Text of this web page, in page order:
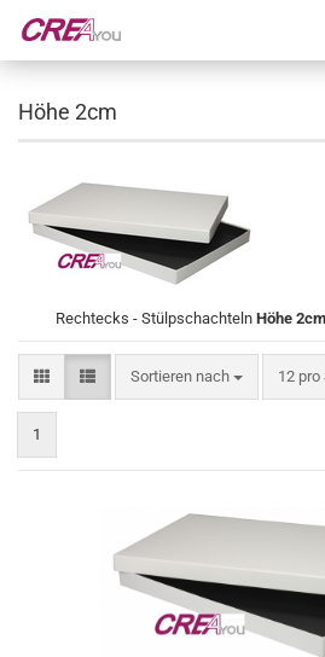
Höhe 2cm
Rechtecks - Stülpschachteln Höhe 2cm
Sortieren nach
Sortieren nach 12 pro
pro
1